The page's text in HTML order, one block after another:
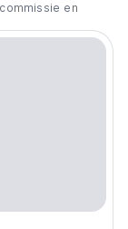
en